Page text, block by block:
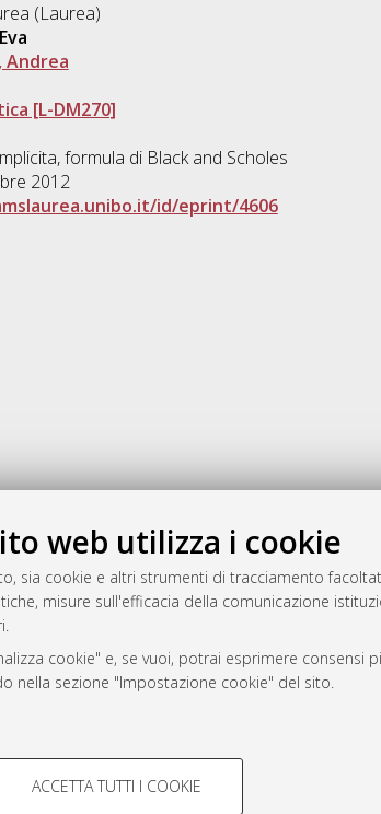
web utilizza i cookie
sia cookie e altri strumenti di tracciamento
misure sull'efficacia della comunicazione
cookie" e, se vuoi, potrai esprimere consensi
nella sezione "Impostazione cookie" del sito.
COOKIE TECNICI - NECESSARI
ACCETTA TUTTI I COOKIE
(Laurea)
Andrea
[L-DM270]
formula di Black and Scholes
2012
id/eprint/4606
Gestione del documento: